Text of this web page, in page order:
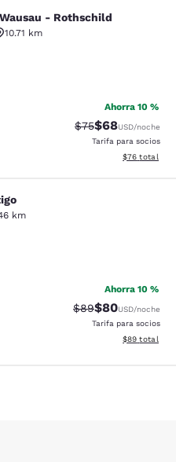
- Rothschild
- Rothschild
10.71 km
estrellas. Bueno. 720 reseñas
Ahorra 10 %
Precio tachado:
$75Precio con
$68USD/noche
Tarifa para socios
Ver detalles
$76 total
km
estrellas. Muy bueno. 298 reseñas
Ahorra 10 %
Precio tachado:
$89Precio con
$80USD/noche
Tarifa para socios
Ver detalles
$89 total